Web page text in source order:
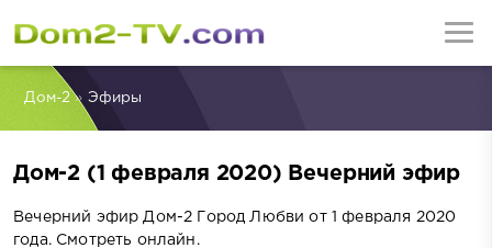
Дом-2» Эфиры
Дом-2 (1 февраля 2020) Вечерний эфир
Вечерний эфир Дом-2 Город Любви от 1 февраля 2020
года. Смотреть онлайн.